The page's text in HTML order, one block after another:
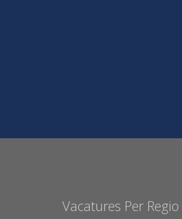
Vacatures Per Regio